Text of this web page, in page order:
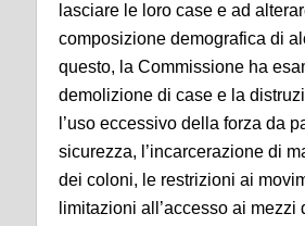
lasciare le loro case e ad
composizione demografica di
questo, la Commissione ha
demolizione di case e la
l’uso eccessivo della forza da
sicurezza, l’incarcerazione di
dei coloni, le restrizioni ai
limitazioni all’accesso ai mezzi